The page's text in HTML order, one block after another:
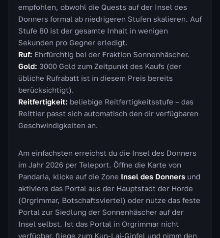
empfohlen, obwohl die Quests auf der Insel des
Donners formal ab niedrigeren Stufen skalieren. Auf
Stufe 80 ist der gesamte Inhalt in wenigen
Sekunden pro Gegner erledigt.
Ruf: Ehrfürchtig bei der Fraktion Sonnenhäscher.
Gold: 3000 Gold zum Zeitpunkt des Kaufs (der
übliche Rufrabatt ist in diesem Preis bereits
berücksichtigt).
Reitfertigkeit: beliebige Reitfertigkeitsstufe – das
Reittier passt sich automatisch den dir verfügbaren
Geschwindigkeiten an.
Am einfachsten erreichst du die Insel des Donners
im Jahr 2026 per Teleport. Öffne die Karte von
Pandaria, klicke auf die Zone Insel des Donners und
aktiviere das Portal aus der Hauptstadt der Horde
(Orgrimmar, Botschaftsviertel) oder nutze das feste
Portal zur Siedlung der Sonnenhäscher auf der
Insel selbst. Ist das Portal in Orgrimmar nicht
verfügbar, fliege zum Kun-Lai-Gipfel und nimm den